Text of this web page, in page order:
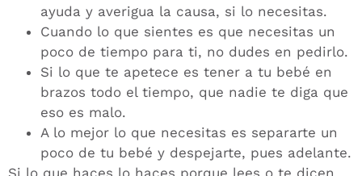
ayuda y averigua la causa, si lo necesitas.
Cuando lo que sientes es que necesitas un
poco de tiempo para ti, no dudes en pedirlo.
Si lo que te apetece es tener a tu bebé en
brazos todo el tiempo, que nadie te diga que
eso es malo.
A lo mejor lo que necesitas es separarte un
poco de tu bebé y despejarte, pues adelante.
Si lo que haces lo haces porque lees o te dicen